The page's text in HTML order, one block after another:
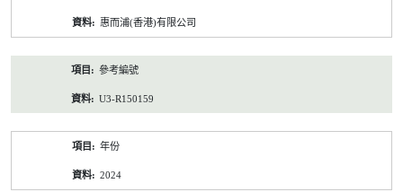
惠而浦(香港)有限公司
參考編號
U3-R150159
年份
2024